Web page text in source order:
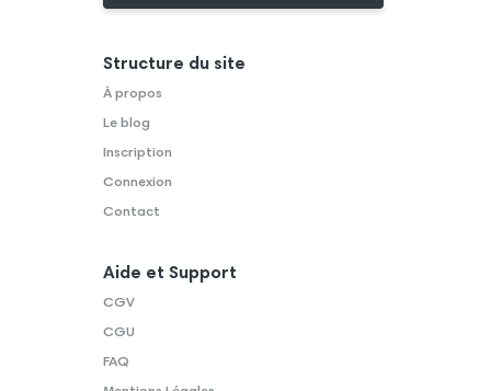
Structure du site
À propos
Le blog
Inscription
Connexion
Contact
Aide et Support
CGV
CGU
FAQ